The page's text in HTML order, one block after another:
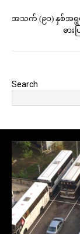
အသက် (၉၁) နှစ်အ
ဓာ
Search